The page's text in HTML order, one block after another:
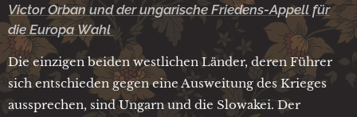
Victor Orban und der ungarische Friedens-Appell für
die Europa Wahl
Die einzigen beiden westlichen Länder, deren Führer
sich entschieden gegen eine Ausweitung des Krieges
aussprechen, sind Ungarn und die Slowakei. Der